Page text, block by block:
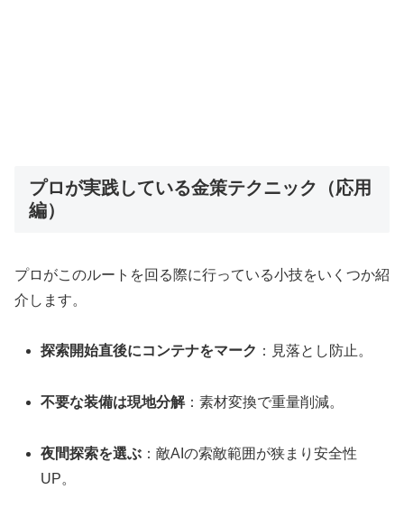
プロが実践している金策テクニック（応用
編）
プロがこのルートを回る際に行っている小技をいくつか紹
介します。
探索開始直後にコンテナをマーク ：見落とし防止。
不要な装備は現地分解：素材変換で重量削減。
夜間探索を選ぶ ：敵AIの索敵範囲が狭まり安全性
UP。